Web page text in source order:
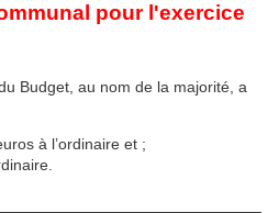
pour l'exercice
Budget, au nom de la majorité, a
à l’ordinaire et ;